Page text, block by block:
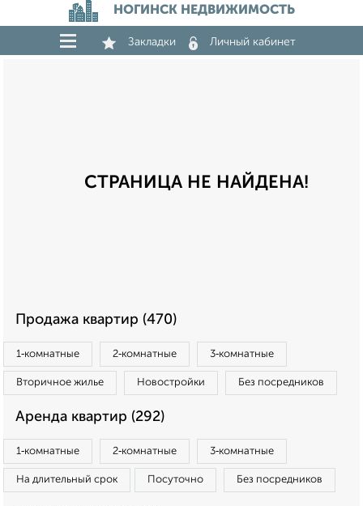
НОГИНСК НЕДВИЖИМОСТЬ
Закладки Личный кабинет
СТРАНИЦА НЕ НАЙДЕНА!
Продажа квартир (470)
1‑комнатные 2‑комнатные 3‑комнатные
Вторичное жилье Новостройки Без посредников
Аренда квартир (292)
1‑комнатные 2‑комнатные 3‑комнатные
На длительный срок Посуточно Без посредников